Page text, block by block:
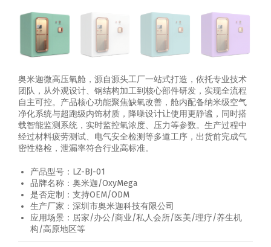
奥米迦微高压氧舱，源自源头工厂一站式打造，依托专业技术
团队，从外观设计、钢结构加工到核心部件研发，实现全流程
自主可控。产品核心功能聚焦缺氧改善，舱内配备纳米级空气
净化系统与超跑级内饰材质，降噪设计让使用更静谧，同时搭
载智能监测系统，实时监控氧浓度、压力等参数。生产过程中
经过材料疲劳测试、电气安全检测等多道工序，出货前完成气
密性格检，泄漏率符合行业高标准。
产品型号：LZ-BJ-01
品牌名称：奥米迦/OxyMega
是否定制：支持OEM/ODM
生产厂家：深圳市奥米迦科技有限公司
应用场景：居家/办公/商业/私人会所/医美/理疗/养生机
构/高原地区等